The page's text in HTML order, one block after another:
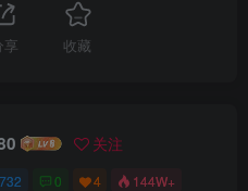
享 收藏
关注
0 4 144W+